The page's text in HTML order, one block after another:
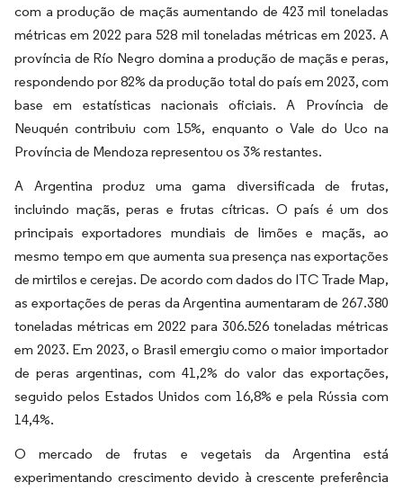
com a produção de maçãs aumentando de 423 mil toneladas
métricas em 2022 para 528 mil toneladas métricas em 2023. A
província de Río Negro domina a produção de maçãs e peras,
respondendo por 82% da produção total do país em 2023, com
base em estatísticas nacionais oficiais. A Província de
Neuquén contribuiu com 15%, enquanto o Vale do Uco na
Província de Mendoza representou os 3% restantes.
A Argentina produz uma gama diversificada de frutas,
incluindo maçãs, peras e frutas cítricas. O país é um dos
principais exportadores mundiais de limões e maçãs, ao
mesmo tempo em que aumenta sua presença nas exportações
de mirtilos e cerejas. De acordo com dados do ITC Trade Map,
as exportações de peras da Argentina aumentaram de 267.380
toneladas métricas em 2022 para 306.526 toneladas métricas
em 2023. Em 2023, o Brasil emergiu como o maior importador
de peras argentinas, com 41,2% do valor das exportações,
seguido pelos Estados Unidos com 16,8% e pela Rússia com
14,4%.
O mercado de frutas e vegetais da Argentina está
experimentando crescimento devido à crescente preferência